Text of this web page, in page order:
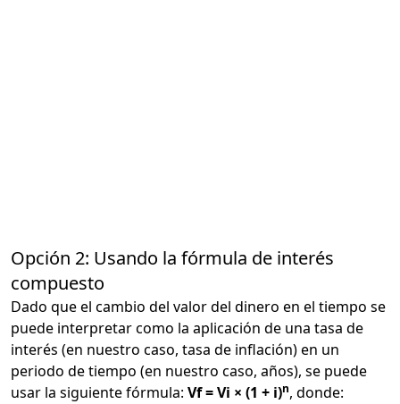
Opción 2: Usando la fórmula de interés
compuesto
Dado que el cambio del valor del dinero en el tiempo se
puede interpretar como la aplicación de una tasa de
interés (en nuestro caso, tasa de inflación) en un
periodo de tiempo (en nuestro caso, años), se puede
usar la siguiente fórmula: Vf = Vi × (1 + i)n, donde: